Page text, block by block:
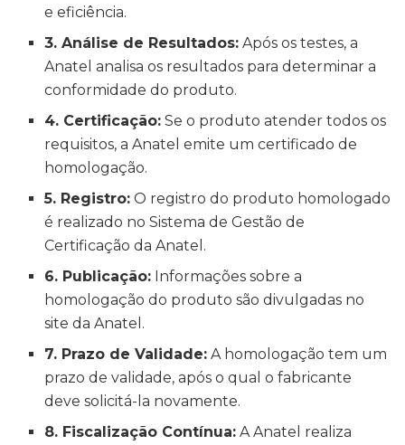
e eficiência.
3. Análise de Resultados: Após os testes, a
Anatel analisa os resultados para determinar a
conformidade do produto.
4. Certificação: Se o produto atender todos os
requisitos, a Anatel emite um certificado de
homologação.
5. Registro: O registro do produto homologado
é realizado no Sistema de Gestão de
Certificação da Anatel.
6. Publicação: Informações sobre a
homologação do produto são divulgadas no
site da Anatel.
7. Prazo de Validade: A homologação tem um
prazo de validade, após o qual o fabricante
deve solicitá-la novamente.
8. Fiscalização Contínua: A Anatel realiza